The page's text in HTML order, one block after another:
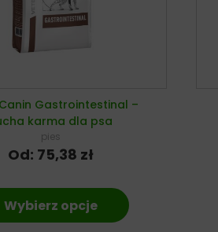
Gastrointestinal –
karma dla psa
pies
Od: 75,38 zł
Wybierz opcje